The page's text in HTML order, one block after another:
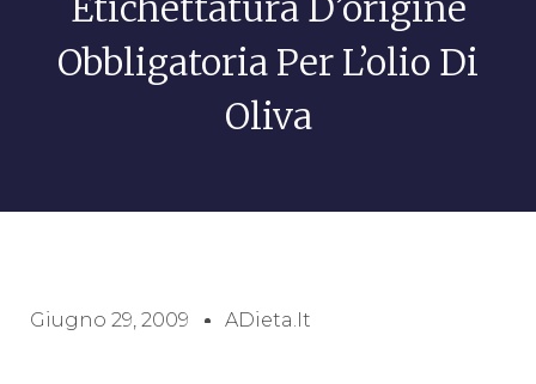
Obbligatoria Per L’olio Di
Oliva
Giugno 29, 2009 ADieta.it